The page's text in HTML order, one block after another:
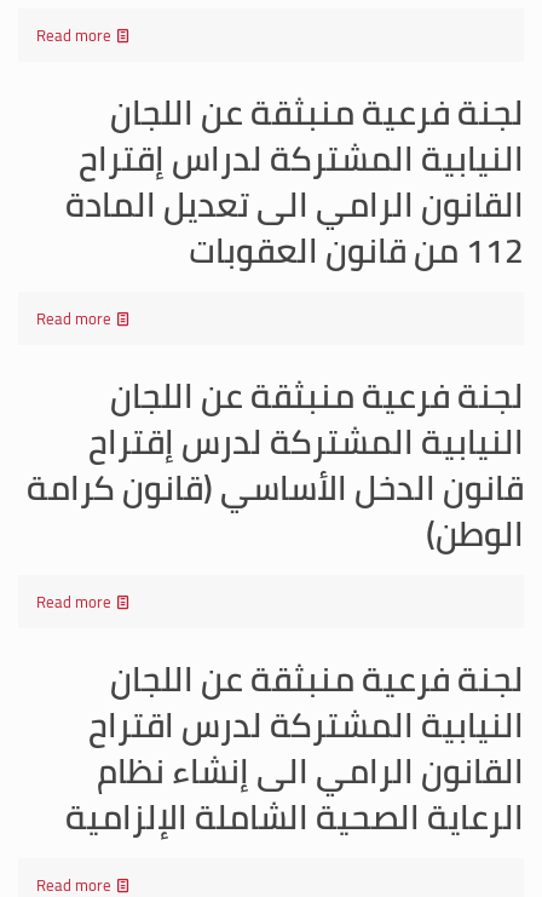
Read more
لجنة فرعية منبثقة عن اللجان
النيابية المشتركة لدراس إقتراح
القانون الرامي الى تعديل المادة
112 من قانون العقوبات
Read more
لجنة فرعية منبثقة عن اللجان
النيابية المشتركة لدرس إقتراح
قانون الدخل الأساسي (قانون كرامة
الوطن)
Read more
لجنة فرعية منبثقة عن اللجان
النيابية المشتركة لدرس اقتراح
القانون الرامي الى إنشاء نظام
الرعاية الصحية الشاملة الإلزامية
Read more